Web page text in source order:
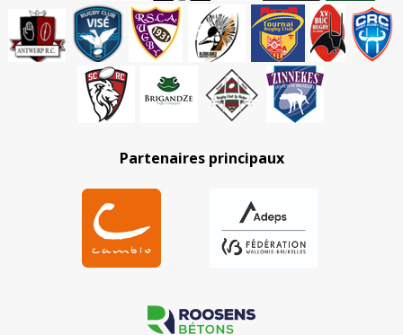
Partenaires principaux